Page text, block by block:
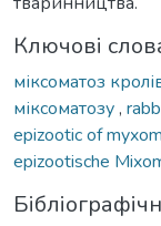
Ключові
міксоматоз
міксоматозу,
epizootic of
epizootische